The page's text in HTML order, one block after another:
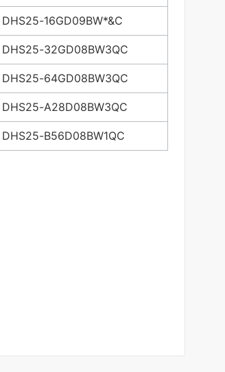
DHS25-16GD09BW*&C
DHS25-32GD08BW3QC
DHS25-64GD08BW3QC
DHS25-A28D08BW3QC
DHS25-B56D08BW1QC